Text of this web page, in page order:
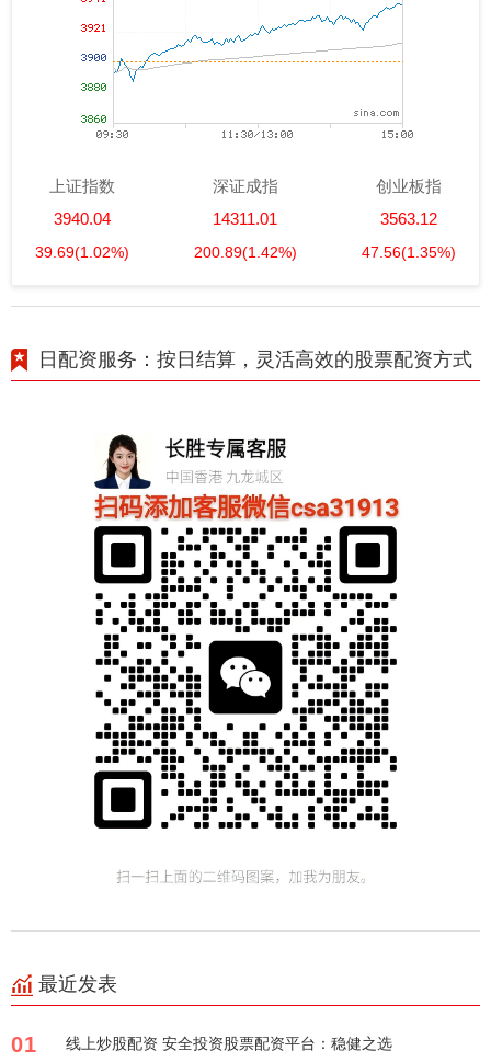
上证指数
3940.04
39.69(1.02%)
深证成指
14311.01
200.89(1.42%)
创业板指
3563.12
47.56(1.35%)
日配资服务：按日结算，灵活高效的股票配资方式
最近发表
01 线上炒股配资 安全投资股票配资平台：稳健之选